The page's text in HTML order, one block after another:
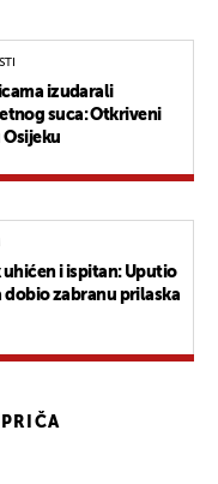
izudarali
suca: Otkriveni
Osijeku
i ispitan: Uputio
dobio zabranu prilaska